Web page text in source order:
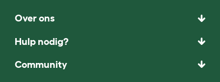
Over ons
Hulp nodig?
Community